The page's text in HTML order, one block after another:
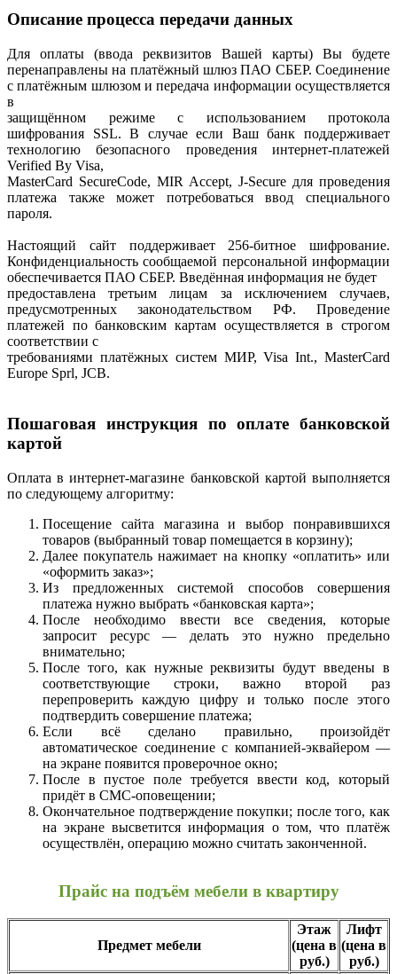
Описание процесса передачи данных
Для оплаты (ввода реквизитов Вашей карты) Вы будете
перенаправлены на платёжный шлюз ПАО СБЕР. Соединение
с платёжным шлюзом и передача информации осуществляется
в
защищённом режиме с использованием протокола
шифрования SSL. В случае если Ваш банк поддерживает
технологию безопасного проведения интернет-платежей
Verified By Visa,
MasterCard SecureCode, MIR Accept, J-Secure для проведения
платежа также может потребоваться ввод специального
пароля.
Настоящий сайт поддерживает 256-битное шифрование.
Конфиденциальность сообщаемой персональной информации
обеспечивается ПАО СБЕР. Введённая информация не будет
предоставлена третьим лицам за исключением случаев,
предусмотренных законодательством РФ. Проведение
платежей по банковским картам осуществляется в строгом
соответствии с
требованиями платёжных систем МИР, Visa Int., MasterCard
Europe Sprl, JCB.
Пошаговая инструкция по оплате банковской
картой
Оплата в интернет-магазине банковской картой выполняется
по следующему алгоритму:
Посещение сайта магазина и выбор понравившихся
товаров (выбранный товар помещается в корзину);
Далее покупатель нажимает на кнопку «оплатить» или
«оформить заказ»;
Из предложенных системой способов совершения
платежа нужно выбрать «банковская карта»;
После необходимо ввести все сведения, которые
запросит ресурс — делать это нужно предельно
внимательно;
После того, как нужные реквизиты будут введены в
соответствующие строки, важно второй раз
перепроверить каждую цифру и только после этого
подтвердить совершение платежа;
Если всё сделано правильно, произойдёт
автоматическое соединение с компанией-эквайером —
на экране появится проверочное окно;
После в пустое поле требуется ввести код, который
придёт в СМС-оповещении;
Окончательное подтверждение покупки; после того, как
на экране высветится информация о том, что платёж
осуществлён, операцию можно считать законченной.
Прайс на подъём мебели в квартиру
Предмет мебели
Этаж
(цена в
руб.)
Лифт
(цена в
руб.)